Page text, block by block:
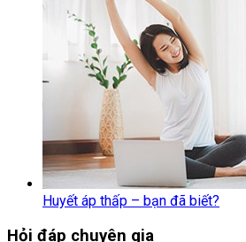
Huyết áp thấp – bạn đã biết?
Hỏi đáp chuyên gia